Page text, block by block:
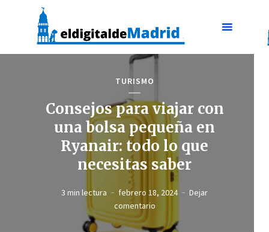
TURISMO
Consejos para viajar con
una bolsa pequeña en
Ryanair: todo lo que
necesitas saber
3 min lectura febrero 18, 2024
Dejar
comentario